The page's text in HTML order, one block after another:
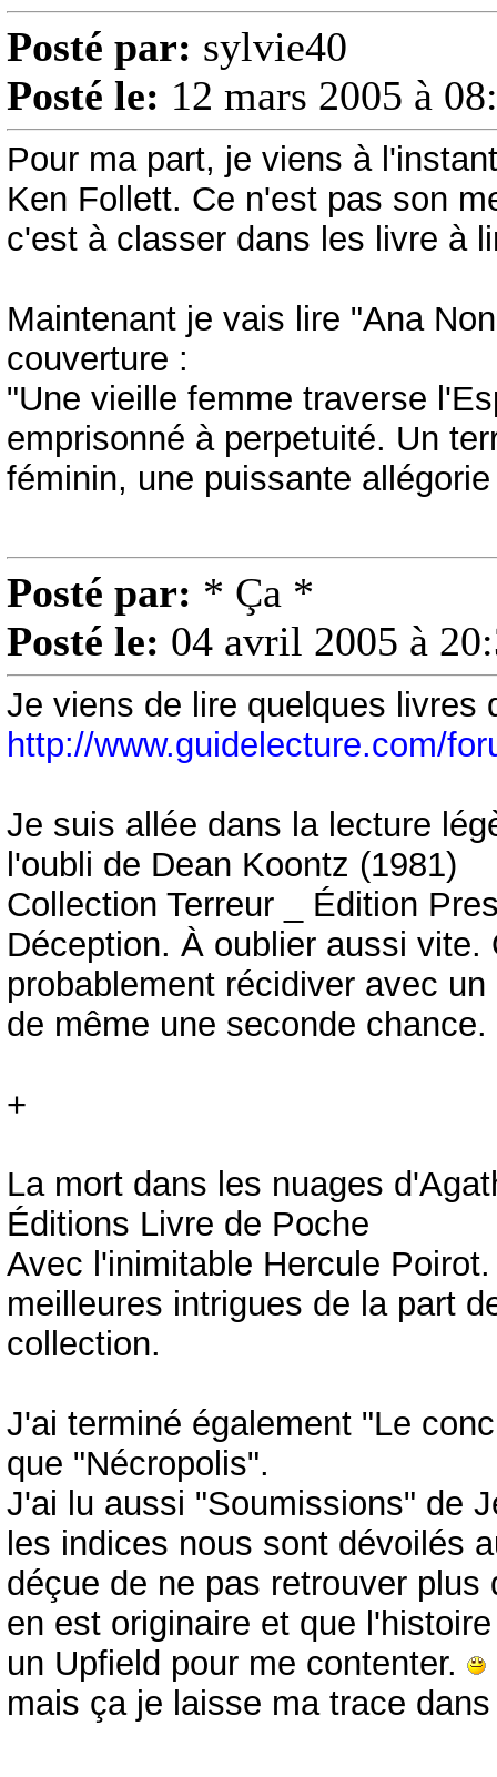
Posté par: sylvie40
Posté le: 12 mars 2005 à
Pour ma part, je viens à
Ken Follett. Ce n'est pas son
c'est à classer dans les livre à
Maintenant je vais lire "Ana
couverture :
"Une vieille femme traverse
emprisonné à perpetuité. Un
féminin, une puissante
Posté par: * Ça *
Posté le: 04 avril 2005 à
Je viens de lire quelques livres
http://www.guidelecture.com/
Je suis allée dans la lecture
l'oubli de Dean Koontz (1981)
Collection Terreur _ Édition
Déception. À oublier aussi
probablement récidiver avec
de même une seconde chance.
+
La mort dans les nuages
Éditions Livre de Poche
Avec l'inimitable Hercule
meilleures intrigues de la part
collection.
J'ai terminé également "Le
que "Nécropolis".
J'ai lu aussi "Soumissions" de
les indices nous sont dévoilés
déçue de ne pas retrouver
en est originaire et que
un Upfield pour me contenter.
mais ça je laisse ma trace